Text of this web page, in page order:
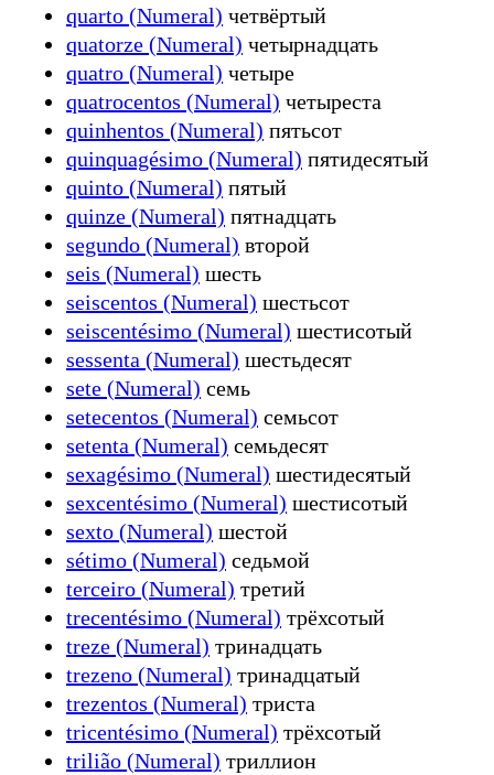
quarto (Numeral) четвёртый
quatorze (Numeral) четырнадцать
quatro (Numeral) четыре
quatrocentos (Numeral) четыреста
quinhentos (Numeral) пятьсот
quinquagésimo (Numeral) пятидесятый
quinto (Numeral) пятый
quinze (Numeral) пятнадцать
segundo (Numeral) второй
seis (Numeral) шесть
seiscentos (Numeral) шестьсот
seiscentésimo (Numeral) шестисотый
sessenta (Numeral) шестьдесят
sete (Numeral) семь
setecentos (Numeral) семьсот
setenta (Numeral) семьдесят
sexagésimo (Numeral) шестидесятый
sexcentésimo (Numeral) шестисотый
sexto (Numeral) шестой
sétimo (Numeral) седьмой
terceiro (Numeral) третий
trecentésimo (Numeral) трёхсотый
treze (Numeral) тринадцать
trezeno (Numeral) тринадцатый
trezentos (Numeral) триста
tricentésimo (Numeral) трёхсотый
trilião (Numeral) триллион